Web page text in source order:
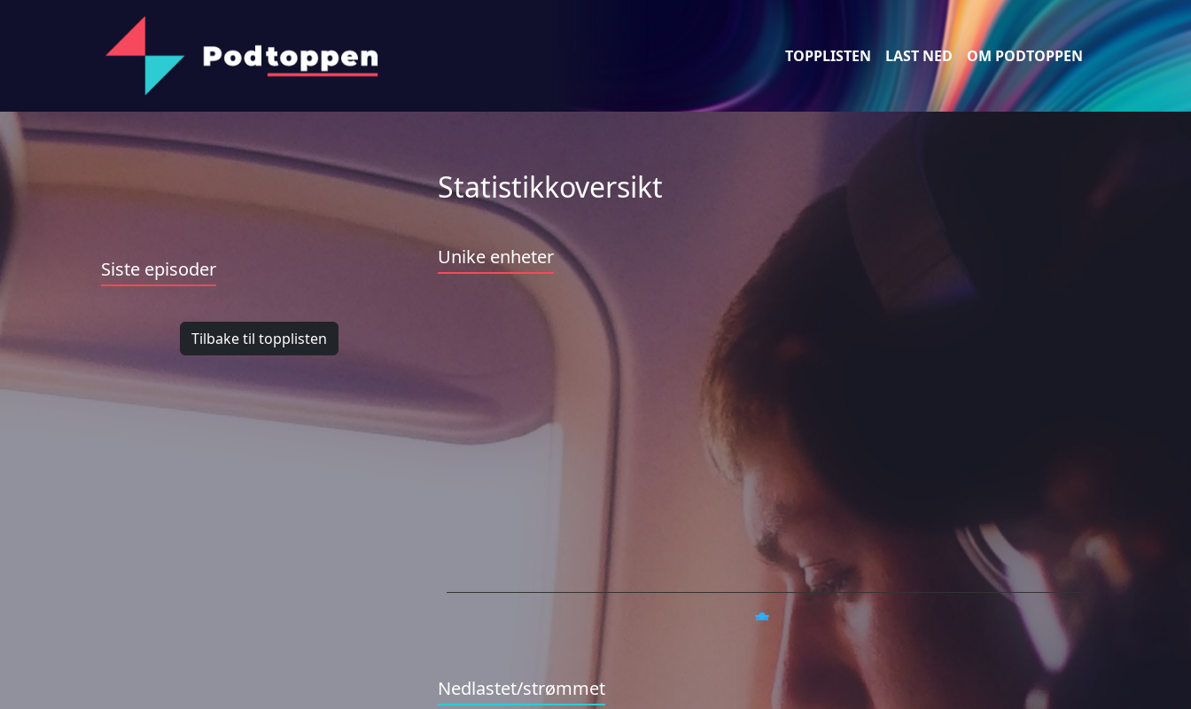
TOPPLISTEN LAST NED OM PODTOPPEN
Siste episoder
Statistikkoversikt
Unike enheter
Nedlastet/strømmet